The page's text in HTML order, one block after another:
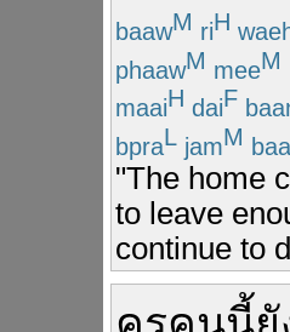
baawM riH
phaawM meeM
maaiH daiF
bpraL jamM
"The home
to leave
continue to